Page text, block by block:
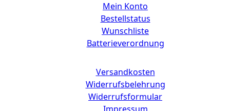
Mein Konto
Bestellstatus
Wunschliste
Batterieverordnung
Versandkosten
Widerrufsbelehrung
Widerrufsformular